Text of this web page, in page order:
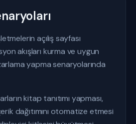
açılış sayfası
akışları kurma ve uygun
yapma senaryolarında
kitap tanıtımı yapması,
dağıtımını otomatize etmesi